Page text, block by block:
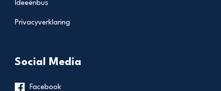
Ideeënbus
Privacyverklaring
Social Media
Facebook